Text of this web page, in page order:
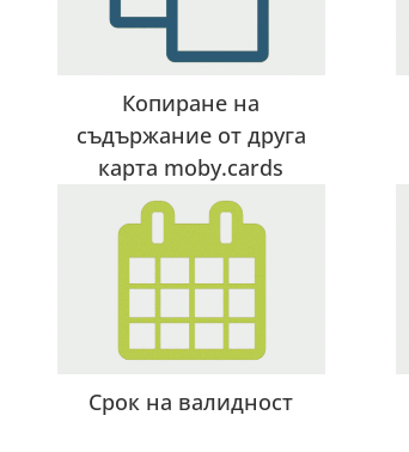
Копиране на
съдържание от друга
карта moby.cards
Срок на валидност